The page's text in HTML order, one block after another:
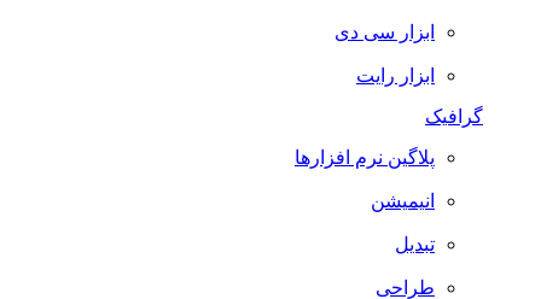
ابزار سی دی
ابزار رایت
گرافیک
پلاگین نرم افزارها
انیمیشن
تبدیل
طراحی